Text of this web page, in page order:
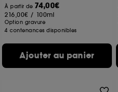
À partir de 74,00€
216,00€ / 100ml
Option gravure
4 contenances disponibles
Ajouter au panier